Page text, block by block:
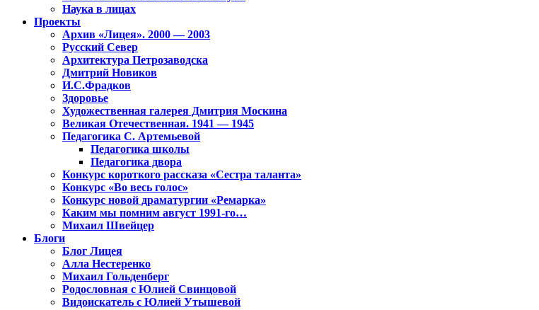
Наука в лицах
Проекты
Архив «Лицея». 2000 — 2003
Русский Север
Архитектура Петрозаводска
Дмитрий Новиков
И.С.Фрадков
Здоровье
Художественная галерея Дмитрия Москина
Великая Отечественная. 1941 — 1945
Педагогика С. Артемьевой
Педагогика школы
Педагогика двора
Конкурс короткого рассказа «Сестра таланта»
Конкурс «Во весь голос»
Конкурс новой драматургии «Ремарка»
Каким мы помним август 1991-го…
Михаил Швейцер
Блоги
Блог Лицея
Алла Нестеренко
Михаил Гольденберг
Родословная с Юлией Свинцовой
Видоискатель с Юлией Утышевой